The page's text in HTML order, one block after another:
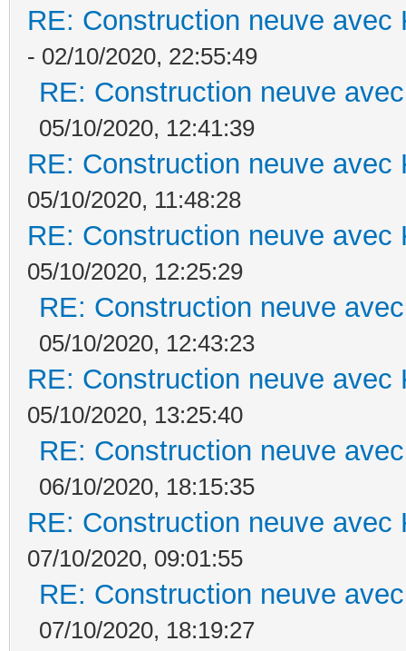
RE: Construction neuve avec
- 02/10/2020, 22:55:49
RE: Construction neuve
05/10/2020, 12:41:39
RE: Construction neuve avec
05/10/2020, 11:48:28
RE: Construction neuve avec
05/10/2020, 12:25:29
RE: Construction neuve
05/10/2020, 12:43:23
RE: Construction neuve avec
05/10/2020, 13:25:40
RE: Construction neuve
06/10/2020, 18:15:35
RE: Construction neuve avec
07/10/2020, 09:01:55
RE: Construction neuve
07/10/2020, 18:19:27